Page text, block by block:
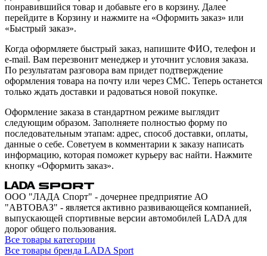
понравившийся товар и добавьте его в корзину. Далее
перейдите в Корзину и нажмите на «Оформить заказ» или
«Быстрый заказ».
Когда оформляете быстрый заказ, напишите ФИО, телефон и
e-mail. Вам перезвонит менеджер и уточнит условия заказа.
По результатам разговора вам придет подтверждение
оформления товара на почту или через СМС. Теперь останется
только ждать доставки и радоваться новой покупке.
Оформление заказа в стандартном режиме выглядит
следующим образом. Заполняете полностью форму по
последовательным этапам: адрес, способ доставки, оплаты,
данные о себе. Советуем в комментарии к заказу написать
информацию, которая поможет курьеру вас найти. Нажмите
кнопку «Оформить заказ».
ООО "ЛАДА Спорт" - дочернее предприятие АО
"АВТОВАЗ" - является активно развивающейся компанией,
выпускающей спортивные версии автомобилей LADA для
дорог общего пользования.
Все товары категории
Все товары бренда LADA Sport